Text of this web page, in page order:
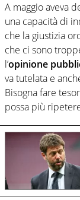
A maggio aveva
una capacità di
che la giustizia
che ci sono
l’opinione
va tutelata e
Bisogna fare
possa più